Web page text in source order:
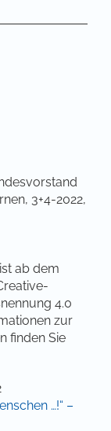
3+4-2022,
ab dem
4.0
zur
finden Sie
…!“ –